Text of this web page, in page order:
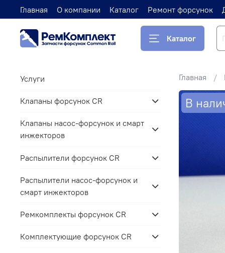
Главная О компании Каталог Ремонт форсунок
Каталог
Главная
В
Услуги
Клапаны форсунок CR
Клапаны насос-форсунок и смарт
инжекторов
Распылители форсунок CR
Распылители насос-форсунок и
смарт инжекторов
Ремкомплекты форсунок CR
Комплектующие форсунок CR